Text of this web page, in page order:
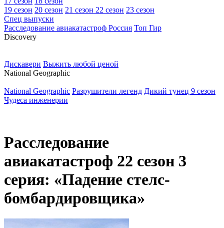
19 сезон 20 сезон 21 сезон 22 сезон 23 сезон
Спец выпуски
Расследование авиакатастроф Россия Топ Гир
Discovery
Дискавери Выжить любой ценой
National Geographic
National Geographic Разрушители легенд Дикий тунец 9 сезон
Чудеса инженерии
Расследование
авиакатастроф 22 сезон 3
серия: «Падение стелс-
бомбардировщика»